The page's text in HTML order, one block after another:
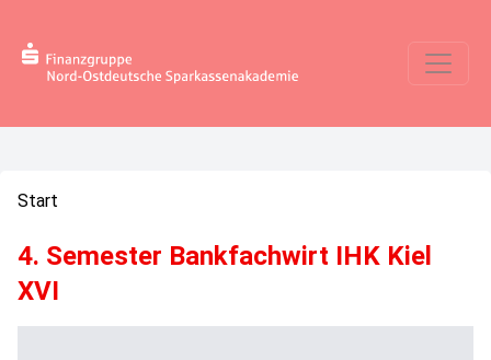
Start
4. Semester Bankfachwirt IHK Kiel
XVI